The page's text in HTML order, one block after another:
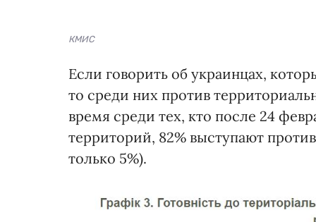
КМИС
Если говорить об украинцах,
то среди них против
время среди тех, кто после 24
территорий, 82% выступают
только 5%).